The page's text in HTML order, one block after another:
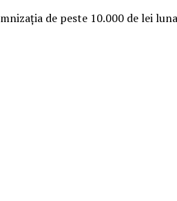
de peste 10.000 de lei